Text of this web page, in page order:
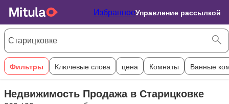
ИзбранноеУправление рассылкой
Фильтры Ключевые слова цена Комнаты Ванные
Недвижимость Продажа в Старицковке